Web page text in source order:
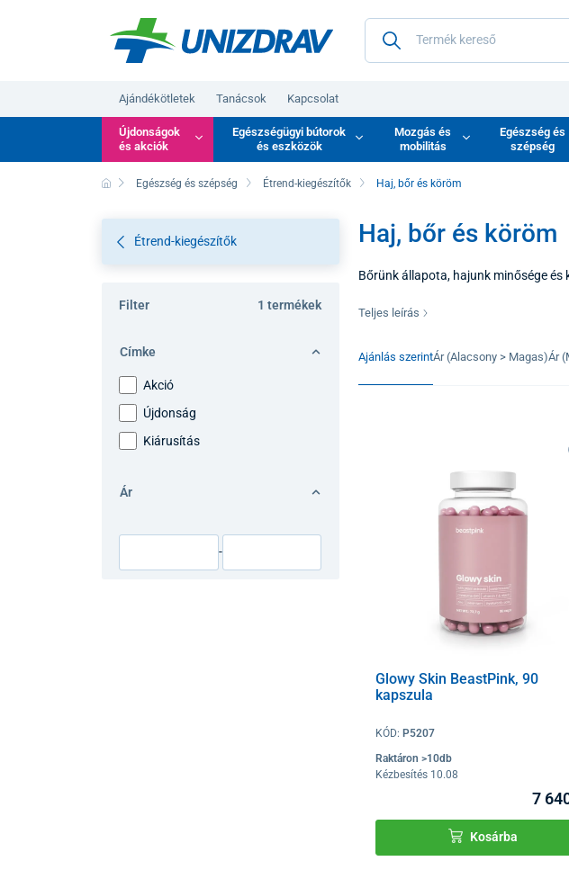
Ajándékötletek Tanácsok Kapcsolat
Újdonságok
és akciók
Egészségügyi bútorok
és eszközök
Mozgás és
mobilitás
Egészség és
szépség
Egészség és szépség Étrend-kiegészítők Haj, bőr és köröm
Étrend-kiegészítők
Filter 1 termékek
Címke
Akció
Újdonság
Kiárusítás
Ár
-
Haj, bőr és köröm
Bőrünk állapota, hajunk minősége
szépségüket. Míg a krémek és
Teljes leírás
Ajánlás szerintÁr (Alacsony > Magas)Ár
Glowy Skin BeastPink, 90
kapszula
KÓD:P5207
Raktáron >10db
Kézbesítés 10.08
7
Kosárba